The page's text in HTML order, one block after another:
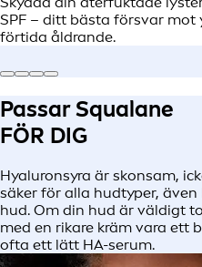
SPF – ditt bästa försvar
förtida åldrande.
Passar Squalane
FÖR DIG
Hyaluronsyra är skonsam,
säker för alla hudtyper,
hud. Om din hud är väldigt
med en rikare kräm vara ett
ofta ett lätt HA-serum.